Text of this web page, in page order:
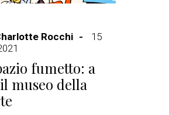
Rocchi
15
fumetto: a
museo della